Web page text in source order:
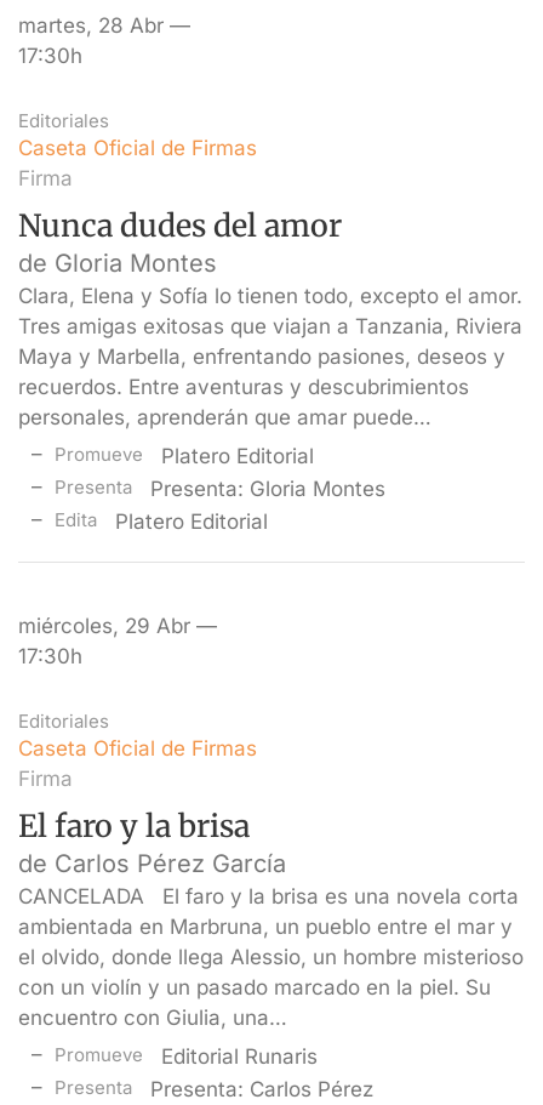
martes, 28 Abr —
17:30h
Editoriales
Caseta Oficial de Firmas
Firma
Nunca dudes del amor
de Gloria Montes
Clara, Elena y Sofía lo tienen todo, excepto el amor.
Tres amigas exitosas que viajan a Tanzania, Riviera
Maya y Marbella, enfrentando pasiones, deseos y
recuerdos. Entre aventuras y descubrimientos
personales, aprenderán que amar puede…
Promueve Platero Editorial
Presenta Presenta: Gloria Montes
Edita Platero Editorial
miércoles, 29 Abr —
17:30h
Editoriales
Caseta Oficial de Firmas
Firma
El faro y la brisa
de Carlos Pérez García
CANCELADA El faro y la brisa es una novela corta
ambientada en Marbruna, un pueblo entre el mar y
el olvido, donde llega Alessio, un hombre misterioso
con un violín y un pasado marcado en la piel. Su
encuentro con Giulia, una…
Promueve Editorial Runaris
Presenta Presenta: Carlos Pérez